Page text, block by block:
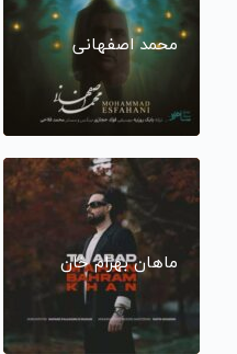
محمد اصفهانی
ماهان بهرام خان